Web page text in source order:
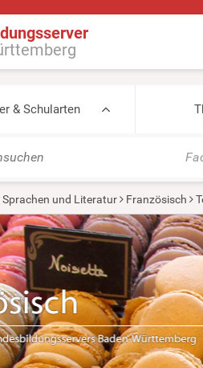
& Schularten
Sprachen und Literatur Französisch